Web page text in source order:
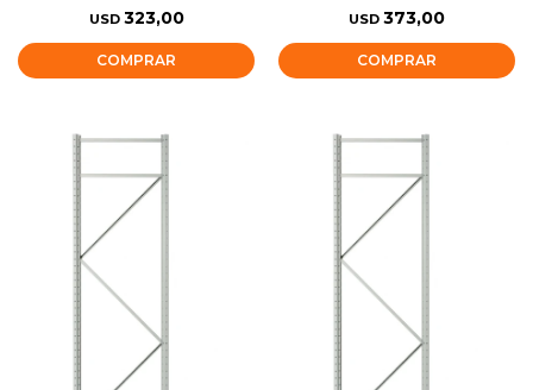
USD 323,00 USD 373,00